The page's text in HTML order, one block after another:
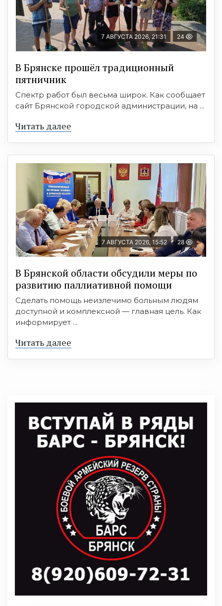
7 АВГУСТА 2026, 21:31 24
В Брянске прошёл традиционный
пятничник
Спектр работ был весьма широк. Как сообщает
сайт Брянской городской администрации, на ...
Читать далее
7 АВГУСТА 2026, 15:52 28
В Брянской области обсудили меры по
развитию паллиативной помощи
Сделать помощь неизлечимо больным людям
доступной и комплексной — главная цель. Как
информирует ...
Читать далее